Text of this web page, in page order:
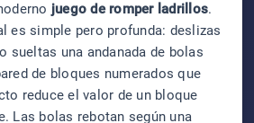
juego de romper ladrillos.
es simple pero profunda: deslizas
sueltas una andanada de bolas
de bloques numerados que
reduce el valor de un bloque
Las bolas rebotan según una